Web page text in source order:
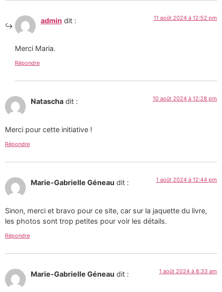
admin dit : 11 août 2024 à 12:52 pm
Merci Maria.
Répondre
Natascha dit : 10 août 2024 à 12:28 pm
Merci pour cette initiative !
Répondre
Marie-Gabrielle Géneau dit : 1 août 2024 à 12:44 pm
Sinon, merci et bravo pour ce site, car sur la jaquette du livre,
les photos sont trop petites pour voir les détails.
Répondre
Marie-Gabrielle Géneau dit : 1 août 2024 à 8:33 am